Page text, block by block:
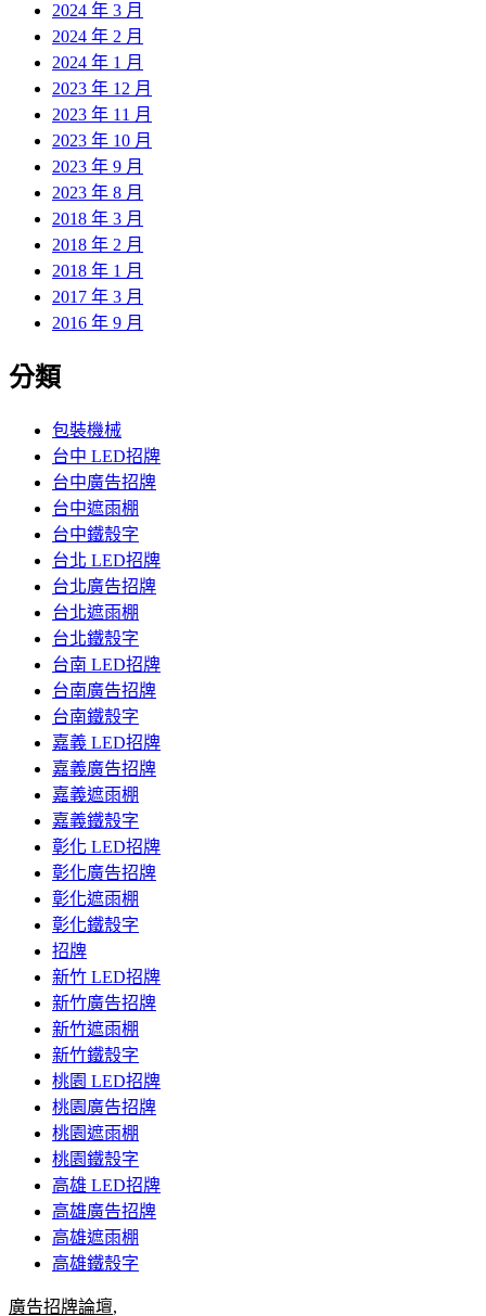
2024 年 3 月
2024 年 2 月
2024 年 1 月
2023 年 12 月
2023 年 11 月
2023 年 10 月
2023 年 9 月
2023 年 8 月
2018 年 3 月
2018 年 2 月
2018 年 1 月
2017 年 3 月
2016 年 9 月
分類
包裝機械
台中 LED招牌
台中廣告招牌
台中遮雨棚
台中鐵殼字
台北 LED招牌
台北廣告招牌
台北遮雨棚
台北鐵殼字
台南 LED招牌
台南廣告招牌
台南鐵殼字
嘉義 LED招牌
嘉義廣告招牌
嘉義遮雨棚
嘉義鐵殼字
彰化 LED招牌
彰化廣告招牌
彰化遮雨棚
彰化鐵殼字
招牌
新竹 LED招牌
新竹廣告招牌
新竹遮雨棚
新竹鐵殼字
桃園 LED招牌
桃園廣告招牌
桃園遮雨棚
桃園鐵殼字
高雄 LED招牌
高雄廣告招牌
高雄遮雨棚
高雄鐵殼字
廣告招牌論壇,